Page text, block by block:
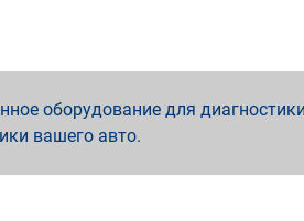
оборудование для
вашего авто.